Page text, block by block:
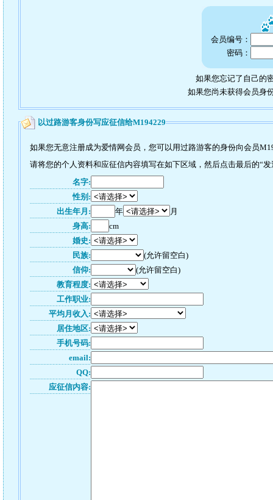
会员编号：
密码：
如果您忘记了自己的
如果您尚未获得会员身
以过路游客身份写应征信给M194229
如果您无意注册成为爱情网会员，您可以用过路游客的身份向会员
请将您的个人资料和应征信内容填写在如下区域，然后点击最后的“
名字:
性别:
出生年月:
年
月
身高:
cm
婚史:
民族:
(允许留空白)
信仰:
(允许留空白)
教育程度:
工作职业:
平均月收入:
居住地区:
手机号码:
email:
QQ:
应征信内容: